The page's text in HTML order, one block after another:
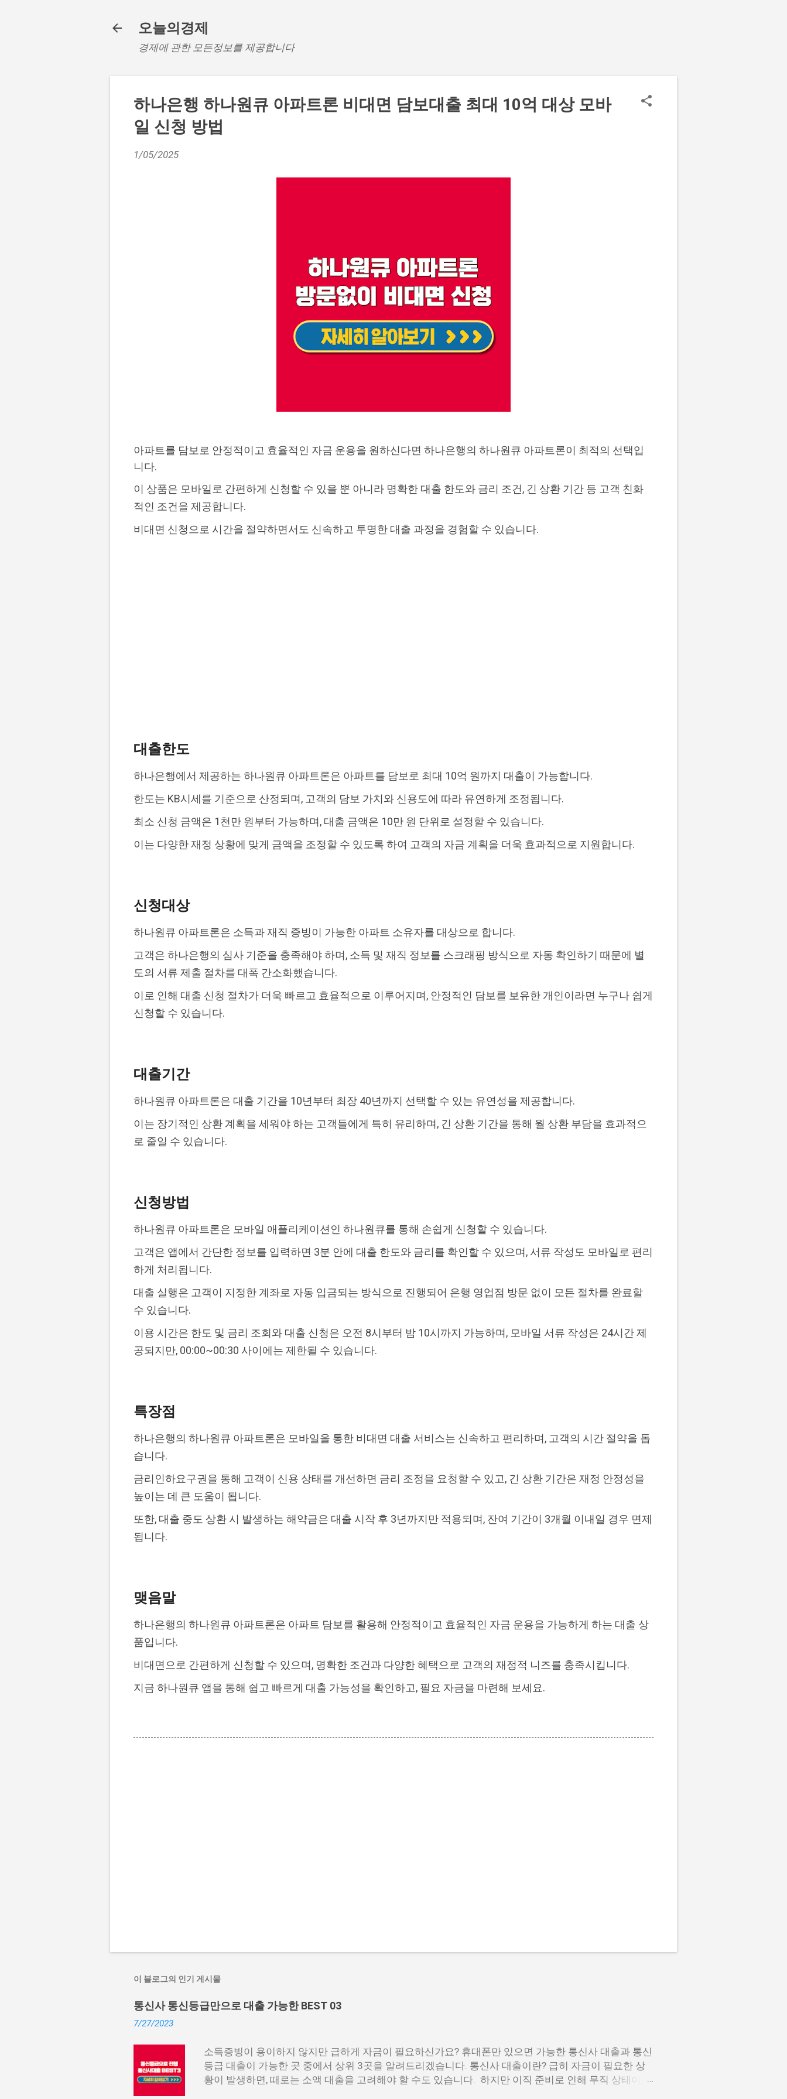
오늘의경제
경제에 관한 모든정보를 제공합니다
하나은행 하나원큐 아파트론 비대면 담보대출 최대 10억 대상 모바
일 신청 방법
1/05/2025
아파트를 담보로 안정적이고 효율적인 자금 운용을 원하신다면 하나은행의 하나원큐 아파트론이 최적의 선택입
니다.
이 상품은 모바일로 간편하게 신청할 수 있을 뿐 아니라 명확한 대출 한도와 금리 조건, 긴 상환 기간 등 고객 친화
적인 조건을 제공합니다.
비대면 신청으로 시간을 절약하면서도 신속하고 투명한 대출 과정을 경험할 수 있습니다.
대출한도
하나은행에서 제공하는 하나원큐 아파트론은 아파트를 담보로 최대 10억 원까지 대출이 가능합니다.
한도는 KB시세를 기준으로 산정되며, 고객의 담보 가치와 신용도에 따라 유연하게 조정됩니다.
최소 신청 금액은 1천만 원부터 가능하며, 대출 금액은 10만 원 단위로 설정할 수 있습니다.
이는 다양한 재정 상황에 맞게 금액을 조정할 수 있도록 하여 고객의 자금 계획을 더욱 효과적으로 지원합니다.
신청대상
하나원큐 아파트론은 소득과 재직 증빙이 가능한 아파트 소유자를 대상으로 합니다.
고객은 하나은행의 심사 기준을 충족해야 하며, 소득 및 재직 정보를 스크래핑 방식으로 자동 확인하기 때문에 별
도의 서류 제출 절차를 대폭 간소화했습니다.
이로 인해 대출 신청 절차가 더욱 빠르고 효율적으로 이루어지며, 안정적인 담보를 보유한 개인이라면 누구나 쉽게
신청할 수 있습니다.
대출기간
하나원큐 아파트론은 대출 기간을 10년부터 최장 40년까지 선택할 수 있는 유연성을 제공합니다.
이는 장기적인 상환 계획을 세워야 하는 고객들에게 특히 유리하며, 긴 상환 기간을 통해 월 상환 부담을 효과적으
로 줄일 수 있습니다.
신청방법
하나원큐 아파트론은 모바일 애플리케이션인 하나원큐를 통해 손쉽게 신청할 수 있습니다.
고객은 앱에서 간단한 정보를 입력하면 3분 안에 대출 한도와 금리를 확인할 수 있으며, 서류 작성도 모바일로 편리
하게 처리됩니다.
대출 실행은 고객이 지정한 계좌로 자동 입금되는 방식으로 진행되어 은행 영업점 방문 없이 모든 절차를 완료할
수 있습니다.
이용 시간은 한도 및 금리 조회와 대출 신청은 오전 8시부터 밤 10시까지 가능하며, 모바일 서류 작성은 24시간 제
공되지만, 00:00~00:30 사이에는 제한될 수 있습니다.
특장점
하나은행의 하나원큐 아파트론은 모바일을 통한 비대면 대출 서비스는 신속하고 편리하며, 고객의 시간 절약을 돕
습니다.
금리인하요구권을 통해 고객이 신용 상태를 개선하면 금리 조정을 요청할 수 있고, 긴 상환 기간은 재정 안정성을
높이는 데 큰 도움이 됩니다.
또한, 대출 중도 상환 시 발생하는 해약금은 대출 시작 후 3년까지만 적용되며, 잔여 기간이 3개월 이내일 경우 면제
됩니다.
맺음말
하나은행의 하나원큐 아파트론은 아파트 담보를 활용해 안정적이고 효율적인 자금 운용을 가능하게 하는 대출 상
품입니다.
비대면으로 간편하게 신청할 수 있으며, 명확한 조건과 다양한 혜택으로 고객의 재정적 니즈를 충족시킵니다.
지금 하나원큐 앱을 통해 쉽고 빠르게 대출 가능성을 확인하고, 필요 자금을 마련해 보세요.
이 블로그의 인기 게시물
통신사 통신등급만으로 대출 가능한 BEST 03
7/27/2023
소득증빙이 용이하지 않지만 급하게 자금이 필요하신가요? 휴대폰만 있으면 가능한 통신사 대출과 통신
등급 대출이 가능한 곳 중에서 상위 3곳을 알려드리겠습니다. 통신사 대출이란? 급히 자금이 필요한 상
황이 발생하면, 때로는 소액 대출을 고려해야 할 수도 있습니다. 하지만 이직 준비로 인해 무직 상태이거